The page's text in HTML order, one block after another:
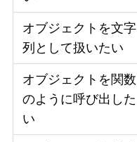
オブジェクトを文字
列として扱いたい
オブジェクトを関数
のように呼び出した
い